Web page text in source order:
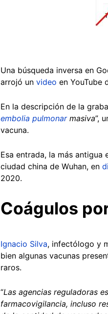
Una búsqueda inversa en
arrojó un video en YouTube
En la descripción de la
embolia pulmonarmasiva”,
vacuna.
Esa entrada, la más
ciudad china de Wuhan, en
2020.
Coágulos
Ignacio Silva, infectólogo y
bien algunas vacunas
raros.
“Las agencias reguladoras
farmacovigilancia, incluso